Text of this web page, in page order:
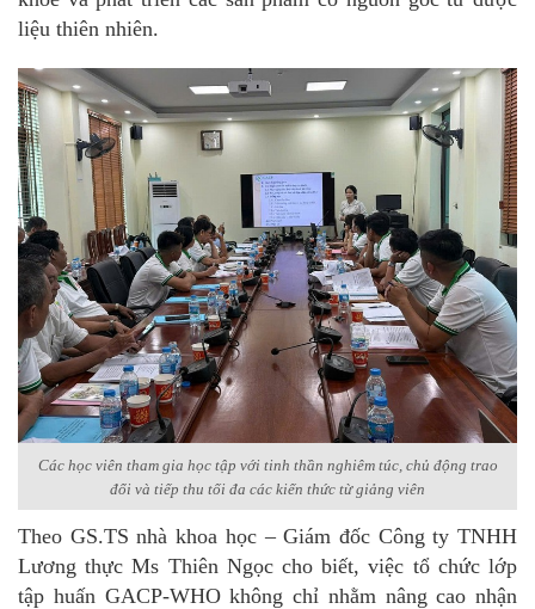
liệu thiên nhiên.
Các học viên tham gia học tập với tinh thần nghiêm túc, chủ động trao
đổi và tiếp thu tối đa các kiến thức từ giảng viên
Theo GS.TS nhà khoa học – Giám đốc Công ty TNHH
Lương thực Ms Thiên Ngọc cho biết, việc tổ chức lớp
tập huấn GACP-WHO không chỉ nhằm nâng cao nhận